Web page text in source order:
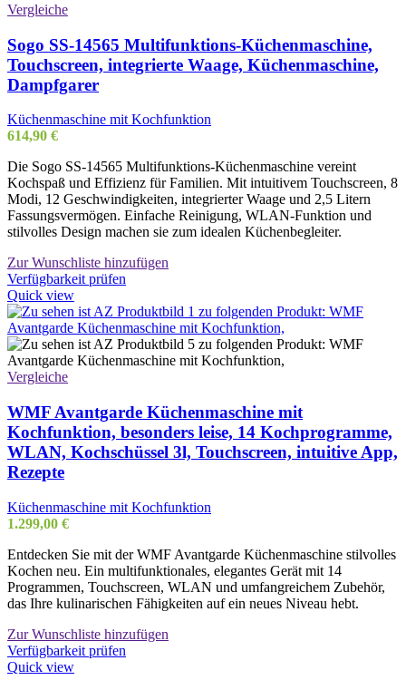
Vergleiche
Sogo SS-14565 Multifunktions-Küchenmaschine,
Touchscreen, integrierte Waage, Küchenmaschine,
Dampfgarer
Küchenmaschine mit Kochfunktion
614,90 €
Die Sogo SS-14565 Multifunktions-Küchenmaschine vereint
Kochspaß und Effizienz für Familien. Mit intuitivem Touchscreen, 8
Modi, 12 Geschwindigkeiten, integrierter Waage und 2,5 Litern
Fassungsvermögen. Einfache Reinigung, WLAN-Funktion und
stilvolles Design machen sie zum idealen Küchenbegleiter.
Zur Wunschliste hinzufügen
Verfügbarkeit prüfen
Quick view
Vergleiche
WMF Avantgarde Küchenmaschine mit
Kochfunktion, besonders leise, 14 Kochprogramme,
WLAN, Kochschüssel 3l, Touchscreen, intuitive App,
Rezepte
Küchenmaschine mit Kochfunktion
1.299,00 €
Entdecken Sie mit der WMF Avantgarde Küchenmaschine stilvolles
Kochen neu. Ein multifunktionales, elegantes Gerät mit 14
Programmen, Touchscreen, WLAN und umfangreichem Zubehör,
das Ihre kulinarischen Fähigkeiten auf ein neues Niveau hebt.
Zur Wunschliste hinzufügen
Verfügbarkeit prüfen
Quick view